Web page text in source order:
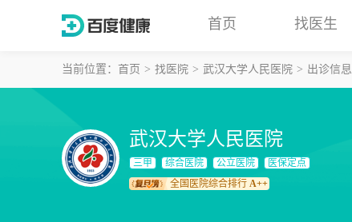
首页 找医生
当前位置： 首页 找医院 武汉大学人民医院 出诊信息
武汉大学人民医院
三甲 综合医院 公立医院
医保定点
全国医院综合排行 A++